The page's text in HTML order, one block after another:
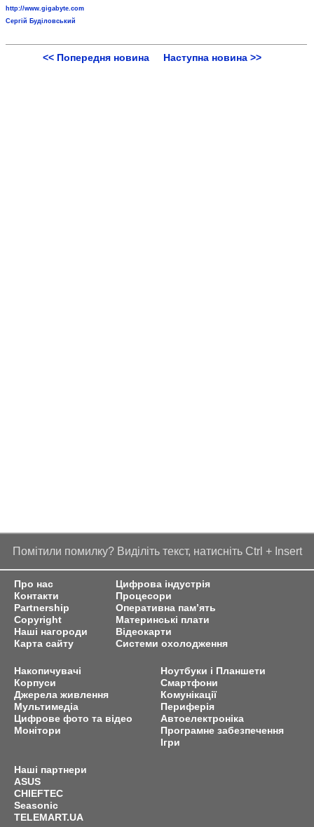
http://www.gigabyte.com
Сергій Буділовський
<< Попередня новина Наступна новина >>
Помітили помилку? Виділіть текст, натисніть Ctrl + Insert
Про нас
Контакти
Partnership
Copyright
Наші нагороди
Карта сайту
Цифрова індустрія
Процесори
Оперативна пам’ять
Материнські плати
Відеокарти
Системи охолодження
Накопичувачі
Корпуси
Джерела живлення
Мультимедіа
Цифрове фото та відео
Монітори
Ноутбуки і Планшети
Смартфони
Комунікації
Периферія
Автоелектроніка
Програмне забезпечення
Ігри
Наші партнери
ASUS
CHIEFTEC
Seasonic
TELEMART.UA